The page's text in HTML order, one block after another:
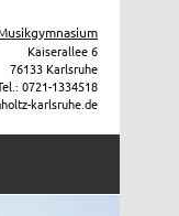
Kaiserallee 6
76133 Karlsruhe
0721-1334518
karlsruhe.de